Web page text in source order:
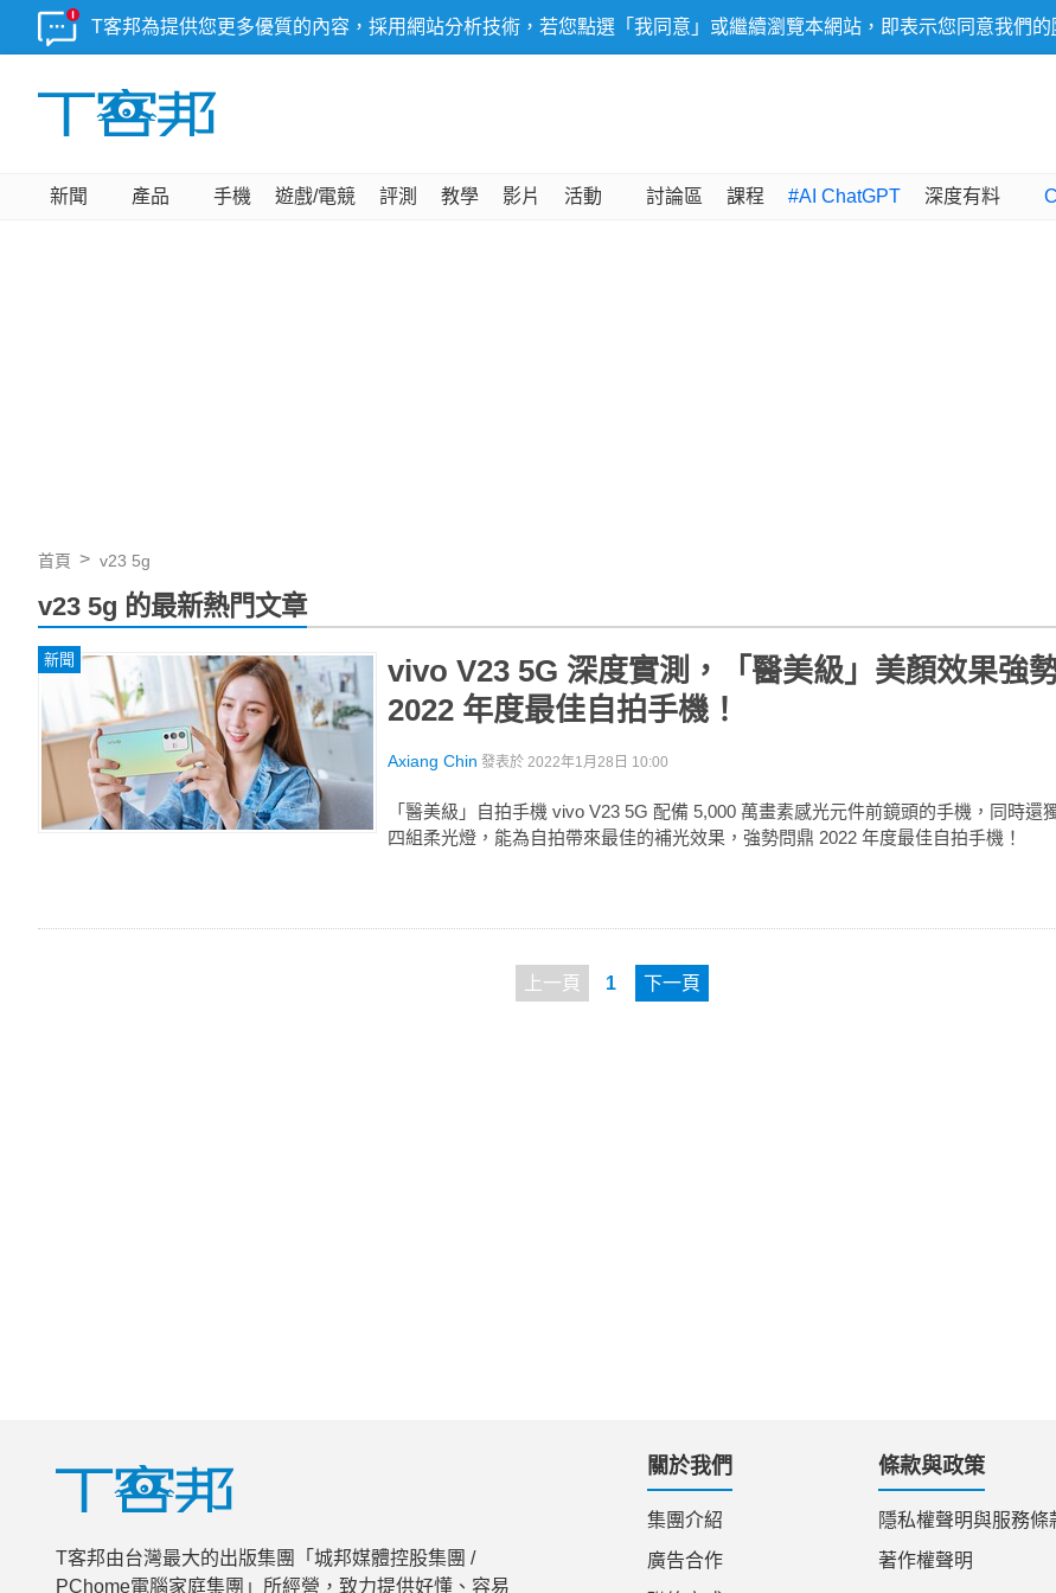
T客邦為提供您更多優質的內容，採用網站分析技術，若您點選「我同意」或繼續瀏覽本網站，即表示您同意我們的
新聞 產品 手機 遊戲/電競 評測 教學 影片 活動 討論區 課程 #AI ChatGPT 深度有料
首頁 v23 5g
v23 5g 的最新熱門文章
新聞
vivo V23 5G 深度實測，「醫美級」美顏效果強
2022 年度最佳自拍手機！
Axiang Chin 發表於 2022年1月28日 10:00
「醫美級」自拍手機 vivo V23 5G 配備 5,000 萬畫素感光元件前鏡頭的手機，同時還
四組柔光燈，能為自拍帶來最佳的補光效果，強勢問鼎 2022 年度最佳自拍手機！
上一頁 1 下一頁
T客邦由台灣最大的出版集團「城邦媒體控股集團 /
PChome電腦家庭集團」所經營，致力提供好懂、容易
關於我們
集團介紹
廣告合作
條款與政策
隱私權聲明與服務條
著作權聲明